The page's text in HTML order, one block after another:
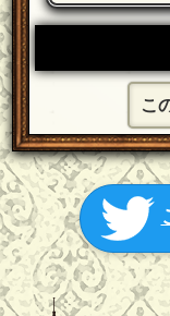
こ